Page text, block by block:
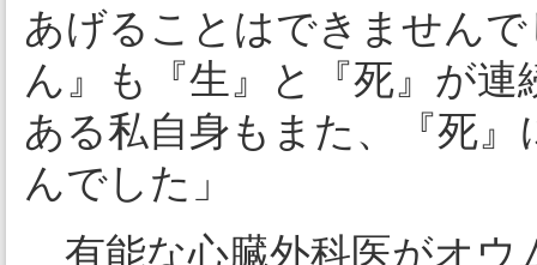
あげることはできません
ん』も『生』と『死』が
ある私自身もまた、『死
んでした」
有能な心臓外科医がオウ